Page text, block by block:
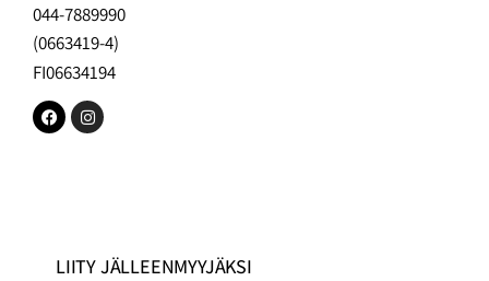
044-7889990
(0663419-4)
FI06634194
LIITY JÄLLEENMYYJÄKSI